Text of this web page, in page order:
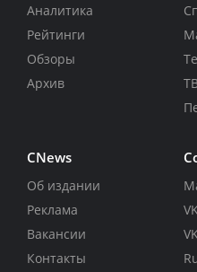
Аналитика
Рейтинги
Обзоры
Архив
CNews
Об издании
Реклама
Вакансии
Контакты
VK